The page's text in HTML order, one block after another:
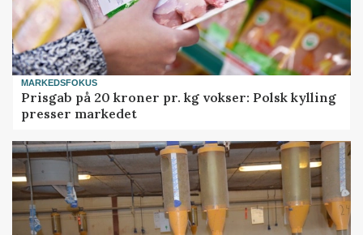
MARKEDSFOKUS
Prisgab på 20 kroner pr. kg vokser: Polsk kylling
presser markedet